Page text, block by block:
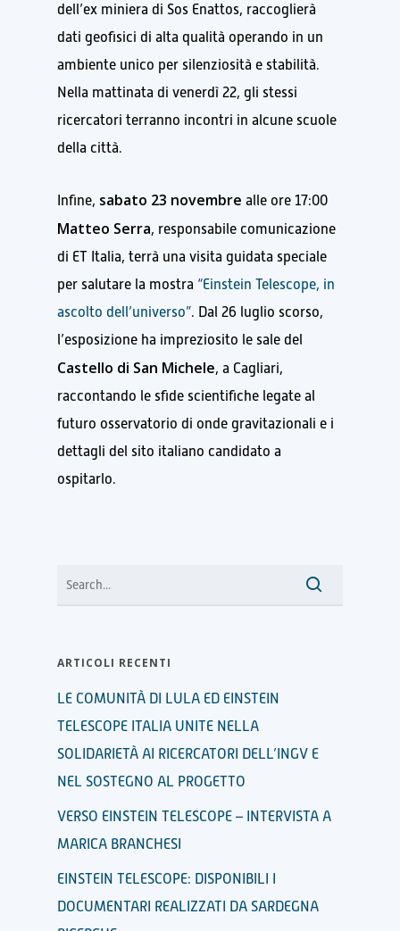
dell’ex miniera di Sos Enattos, raccoglierà
dati geofisici di alta qualità operando in un
ambiente unico per silenziosità e stabilità.
Nella mattinata di venerdì 22, gli stessi
ricercatori terranno incontri in alcune scuole
della città.
Infine, sabato 23 novembre alle ore 17:00
Matteo Serra, responsabile comunicazione
di ET Italia, terrà una visita guidata speciale
per salutare la mostra “Einstein Telescope, in
ascolto dell’universo”. Dal 26 luglio scorso,
l’esposizione ha impreziosito le sale del
Castello di San Michele, a Cagliari,
raccontando le sfide scientifiche legate al
futuro osservatorio di onde gravitazionali e i
dettagli del sito italiano candidato a
ospitarlo.
ARTICOLI RECENTI
LE COMUNITÀ DI LULA ED EINSTEIN
TELESCOPE ITALIA UNITE NELLA
SOLIDARIETÀ AI RICERCATORI DELL’INGV E
NEL SOSTEGNO AL PROGETTO
VERSO EINSTEIN TELESCOPE – INTERVISTA A
MARICA BRANCHESI
EINSTEIN TELESCOPE: DISPONIBILI I
DOCUMENTARI REALIZZATI DA SARDEGNA